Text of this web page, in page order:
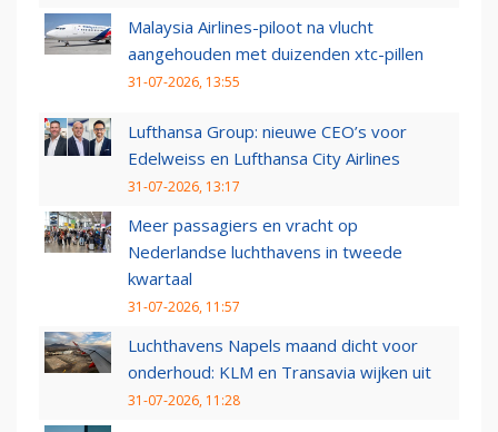
Malaysia Airlines-piloot na vlucht
aangehouden met duizenden xtc-pillen
31-07-2026, 13:55
Lufthansa Group: nieuwe CEO’s voor
Edelweiss en Lufthansa City Airlines
31-07-2026, 13:17
Meer passagiers en vracht op
Nederlandse luchthavens in tweede
kwartaal
31-07-2026, 11:57
Luchthavens Napels maand dicht voor
onderhoud: KLM en Transavia wijken uit
31-07-2026, 11:28